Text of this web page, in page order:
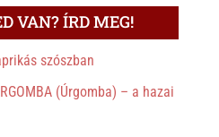
VAN? ÍRD MEG!
szószban
(Úrgomba) – a hazai